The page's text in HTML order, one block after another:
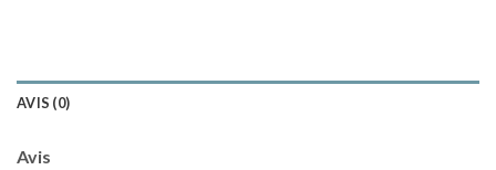
AVIS (0)
Avis